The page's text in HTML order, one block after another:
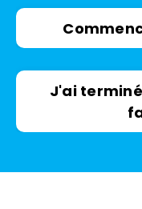
J'ai